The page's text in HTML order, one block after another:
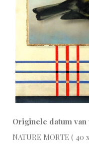
Originele datum van
NATURE MORTE ( 40